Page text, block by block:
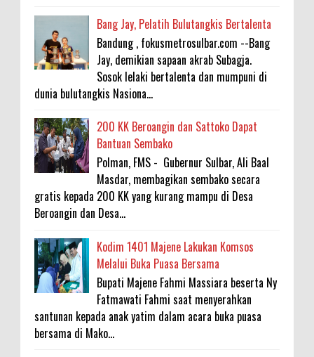
Bang Jay, Pelatih Bulutangkis Bertalenta
Bandung , fokusmetrosulbar.com --Bang
Jay, demikian sapaan akrab Subagja.
Sosok lelaki bertalenta dan mumpuni di
dunia bulutangkis Nasiona...
200 KK Beroangin dan Sattoko Dapat
Bantuan Sembako
Polman, FMS - Gubernur Sulbar, Ali Baal
Masdar, membagikan sembako secara
gratis kepada 200 KK yang kurang mampu di Desa
Beroangin dan Desa...
Kodim 1401 Majene Lakukan Komsos
Melalui Buka Puasa Bersama
Bupati Majene Fahmi Massiara beserta Ny
Fatmawati Fahmi saat menyerahkan
santunan kepada anak yatim dalam acara buka puasa
bersama di Mako...